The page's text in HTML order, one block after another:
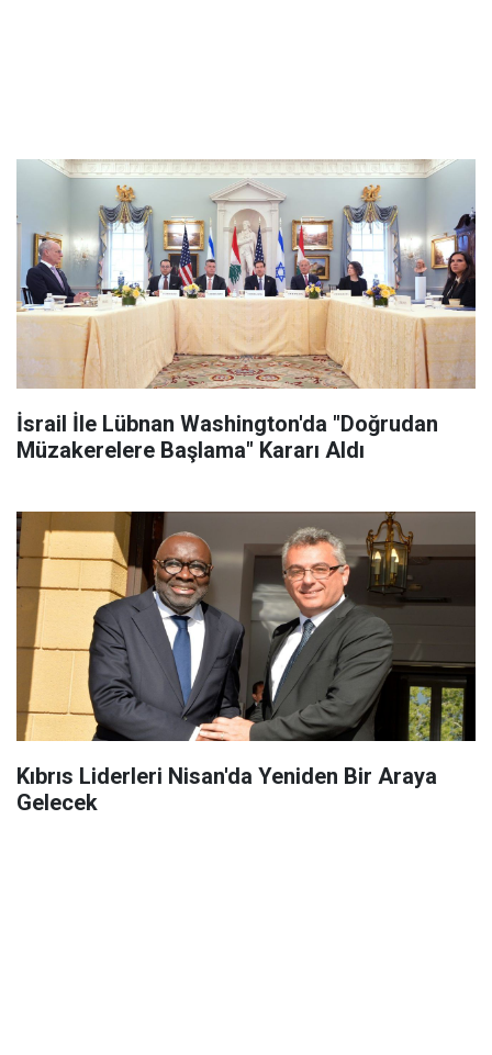
İsrail İle Lübnan Washington'da "Doğrudan
Müzakerelere Başlama" Kararı Aldı
Kıbrıs Liderleri Nisan'da Yeniden Bir Araya
Gelecek